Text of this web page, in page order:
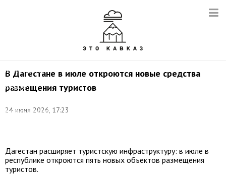
В Дагестане в июле откроются новые средства
размещения туристов
24 июня 2026, 17:23
Министерства
по
туризму
и
художественным
Дагестан расширяет туристскую инфраструктуру: в июле в
республике откроются пять новых объектов размещения
туристов.